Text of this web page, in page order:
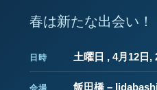
春は新たな出会い！
日時 土曜日 , 4月12日,
会場 飯田橋 –